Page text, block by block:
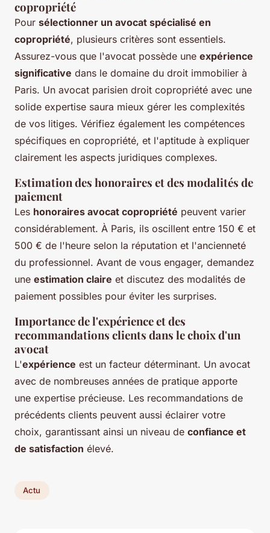
copropriété
Pour sélectionner un avocat spécialisé en
copropriété, plusieurs critères sont essentiels.
Assurez-vous que l'avocat possède une expérience
significative dans le domaine du droit immobilier à
Paris. Un avocat parisien droit copropriété avec une
solide expertise saura mieux gérer les complexités
de vos litiges. Vérifiez également les compétences
spécifiques en copropriété, et l'aptitude à expliquer
clairement les aspects juridiques complexes.
Estimation des honoraires et des modalités de
paiement
Les honoraires avocat copropriété peuvent varier
considérablement. À Paris, ils oscillent entre 150 € et
500 € de l'heure selon la réputation et l'ancienneté
du professionnel. Avant de vous engager, demandez
une estimation claire et discutez des modalités de
paiement possibles pour éviter les surprises.
Importance de l'expérience et des
recommandations clients dans le choix d'un
avocat
L'expérience est un facteur déterminant. Un avocat
avec de nombreuses années de pratique apporte
une expertise précieuse. Les recommandations de
précédents clients peuvent aussi éclairer votre
choix, garantissant ainsi un niveau de confiance et
de satisfaction élevé.
Actu